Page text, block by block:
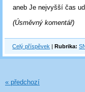
aneb Je nejvyšší čas
(Úsměvný komentář)
Celý příspěvek |Rubrika:
« předchozí